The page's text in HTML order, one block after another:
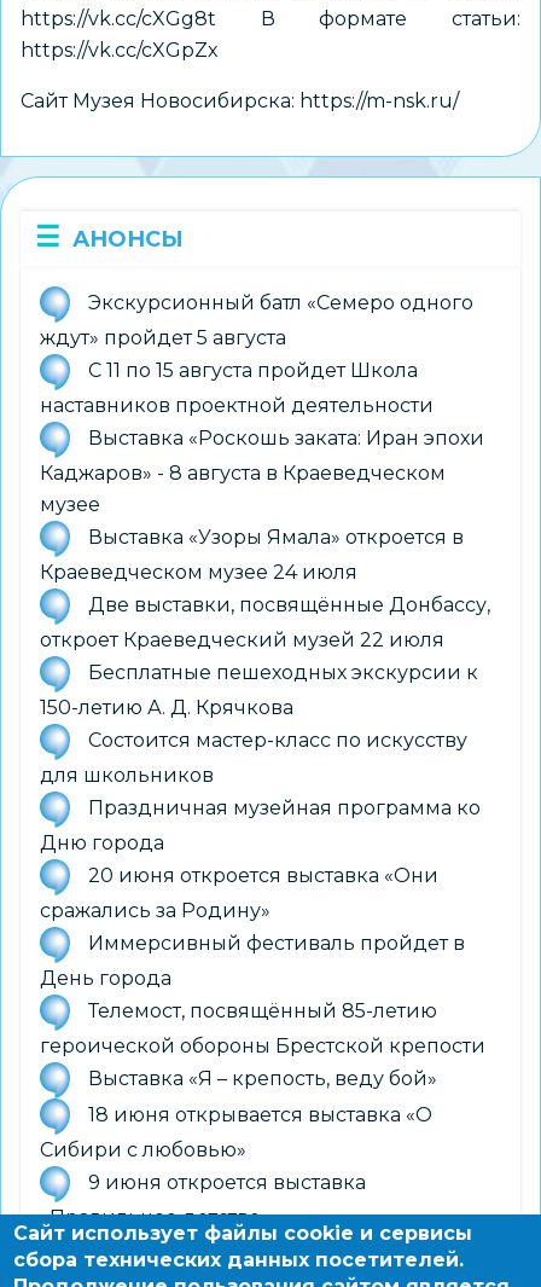
https://vk.cc/cXGg8t В формате статьи:
https://vk.cc/cXGpZx
Сайт Музея Новосибирска: https://m-nsk.ru/
АНОНСЫ
Экскурсионный батл «Семеро одного
ждут» пройдет 5 августа
С 11 по 15 августа пройдет Школа
наставников проектной деятельности
Выставка «Роскошь заката: Иран эпохи
Каджаров» - 8 августа в Краеведческом
музее
Выставка «Узоры Ямала» откроется в
Краеведческом музее 24 июля
Две выставки, посвящённые Донбассу,
откроет Краеведческий музей 22 июля
Бесплатные пешеходных экскурсии к
150-летию А. Д. Крячкова
Состоится мастер-класс по искусству
для школьников
Праздничная музейная программа ко
Дню города
20 июня откроется выставка «Они
сражались за Родину»
Иммерсивный фестиваль пройдет в
День города
Телемост, посвящённый 85-летию
героической обороны Брестской крепости
Выставка «Я – крепость, веду бой»
18 июня открывается выставка «О
Сибири с любовью»
9 июня откроется выставка
«Правильное детство»
11 июня открывается выставка «Родня»
Сайт использует файлы cookie и сервисы
сбора технических данных посетителей.